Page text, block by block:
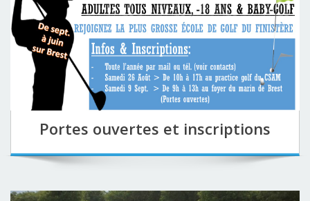
Portes ouvertes et inscriptions